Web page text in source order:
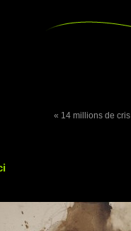
« 14 millions de cris